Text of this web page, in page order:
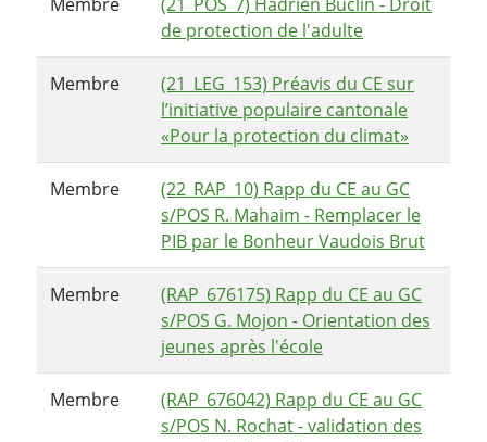
de protection de l'adulte
Membre
(21_LEG_153) Préavis du CE sur
l’initiative populaire cantonale
«Pour la protection du climat»
Membre
(22_RAP_10) Rapp du CE au GC
s/POS R. Mahaim - Remplacer le
PIB par le Bonheur Vaudois Brut
Membre
(RAP_676175) Rapp du CE au GC
s/POS G. Mojon - Orientation des
jeunes après l'école
Membre
(RAP_676042) Rapp du CE au GC
s/POS N. Rochat - validation des